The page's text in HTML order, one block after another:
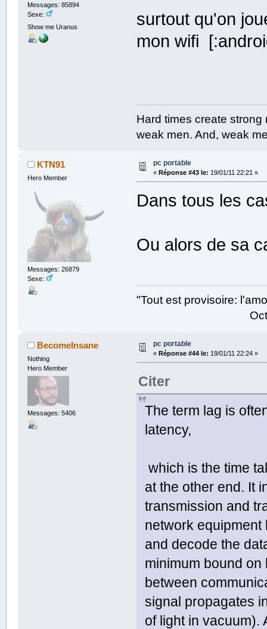
Messages: 85894
Sexe:
Show me Uranus
surtout qu'on
mon wifi
Hard times create
weak men. And, weak
KTN91
Hero Member
Messages: 26879
Sexe:
pc portable
« Réponse #43 le: 19/01/11 22:21 »
Dans tous les
Ou alors de sa
"Tout est provisoire:
Octave
BecomeInsane
Nothing
Hero Member
Messages: 5406
pc portable
« Réponse #44 le: 19/01/11 22:24 »
Citer
The term lag is
latency,
which is the time
at the other end. It
transmission and
network equipment
and decode the
minimum bound
between
signal propagates
of light in vacuum).